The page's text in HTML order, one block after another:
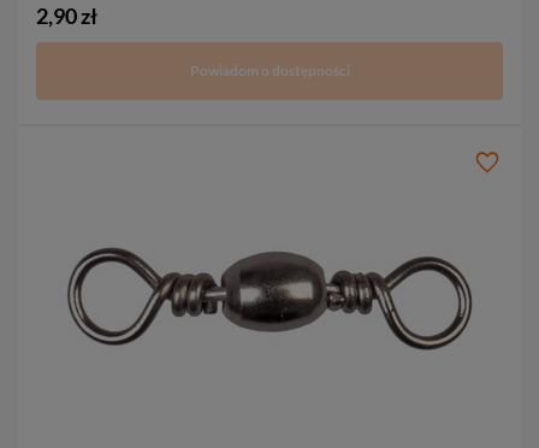
2,90 zł
Powiadom o dostępności